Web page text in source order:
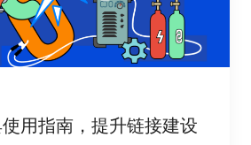
，照亮前进的道路，它能帮助你清
接建设活动的实际效果，让你知道
些策略需要改进。就像驾驶汽车需
追踪链接建设效果可以让你随时
”，从而做出更明智的决策。 试
果每次射击后都无法看到箭的落
己的射击姿势和力度呢？链接建
用指南，提升链接建设